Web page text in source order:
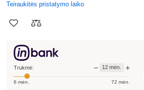
Teiraukitės pristatymo laiko
Trukmė: − 12 mėn. +
6 mėn. 72 mėn.